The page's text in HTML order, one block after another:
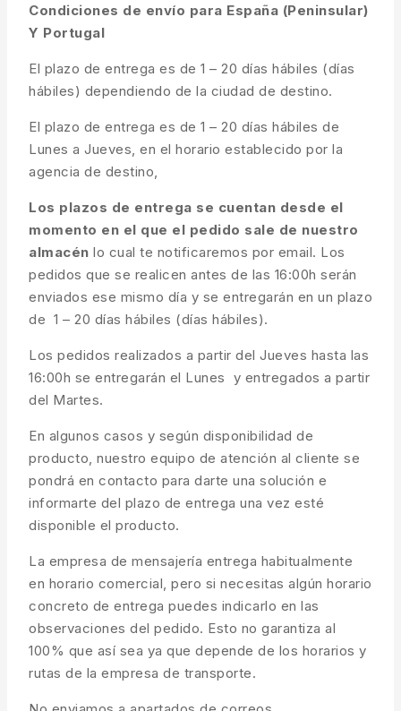
Condiciones de envío para España (Peninsular)
Y Portugal
El plazo de entrega es de 1 – 20 días hábiles (días
hábiles) dependiendo de la ciudad de destino.
El plazo de entrega es de 1 – 20 días hábiles de
Lunes a Jueves, en el horario establecido por la
agencia de destino,
Los plazos de entrega se cuentan desde el
momento en el que el pedido sale de nuestro
almacén lo cual te notificaremos por email. Los
pedidos que se realicen antes de las 16:00h serán
enviados ese mismo día y se entregarán en un plazo
de 1 – 20 días hábiles (días hábiles).
Los pedidos realizados a partir del Jueves hasta las
16:00h se entregarán el Lunes y entregados a partir
del Martes.
En algunos casos y según disponibilidad de
producto, nuestro equipo de atención al cliente se
pondrá en contacto para darte una solución e
informarte del plazo de entrega una vez esté
disponible el producto.
La empresa de mensajería entrega habitualmente
en horario comercial, pero si necesitas algún horario
concreto de entrega puedes indicarlo en las
observaciones del pedido. Esto no garantiza al
100% que así sea ya que depende de los horarios y
rutas de la empresa de transporte.